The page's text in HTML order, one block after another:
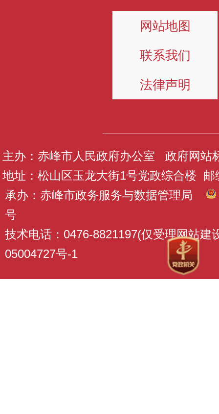
网站地图
联系我们
法律声明
主办：赤峰市人民政府办公室 政府网站
地址：松山区玉龙大街1号党政综合楼 邮
承办：赤峰市政务服务与数据管理局
号
技术电话：0476-8821197(仅受理网站建
05004727号-1